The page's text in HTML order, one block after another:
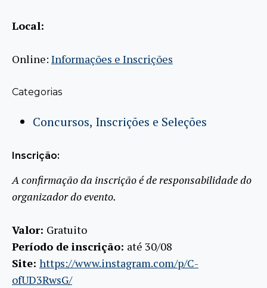
Local:
Online: Informações e Inscrições
Categorias
Concursos, Inscrições e Seleções
Inscrição:
A confirmação da inscrição é de responsabilidade do
organizador do evento.
Valor: Gratuito
Período de inscrição: até 30/08
Site: https://www.instagram.com/p/C-
ofUD3RwsG/